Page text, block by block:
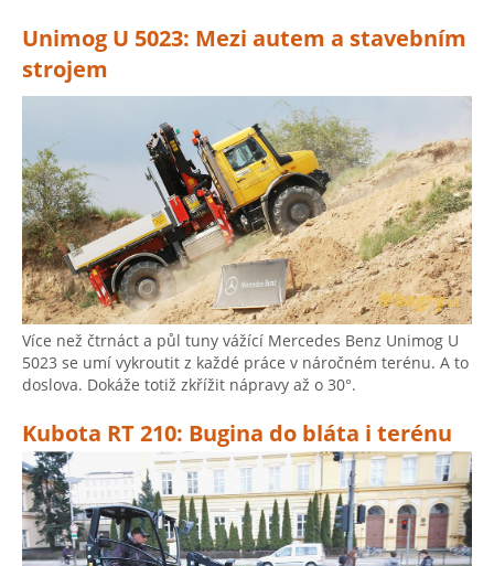
Unimog U 5023: Mezi autem a stavebním
strojem
Více než čtrnáct a půl tuny vážící Mercedes Benz Unimog U
5023 se umí vykroutit z každé práce v náročném terénu. A to
doslova. Dokáže totiž zkřížit nápravy až o 30°.
Kubota RT 210: Bugina do bláta i terénu